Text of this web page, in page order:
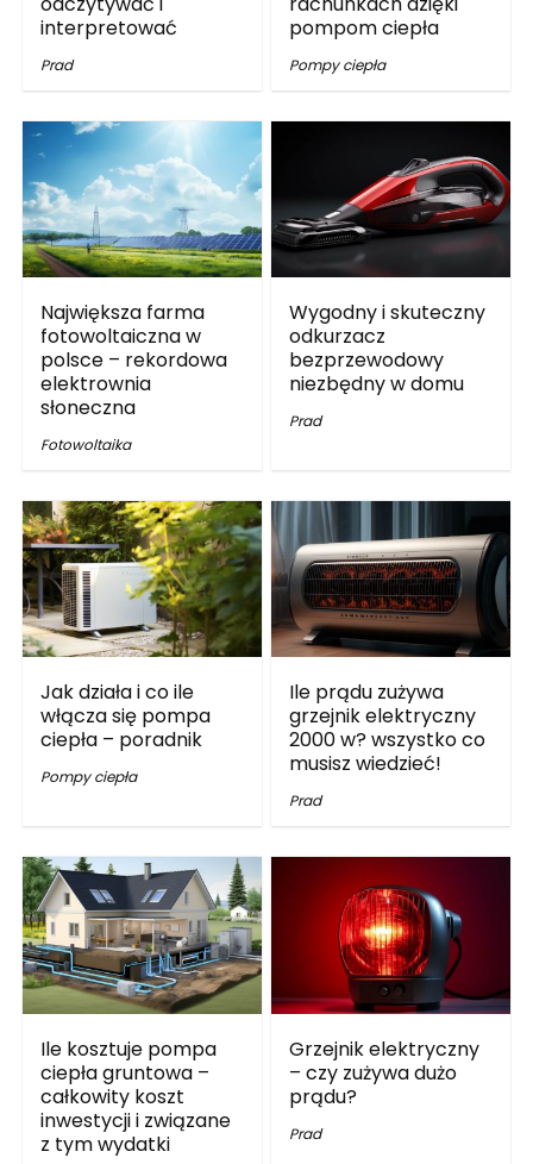
interpretować
Prad
pompom ciepła
Pompy ciepła
Największa farma
fotowoltaiczna w
polsce – rekordowa
elektrownia
słoneczna
Fotowoltaika
Wygodny i skuteczny
odkurzacz
bezprzewodowy
niezbędny w domu
Prad
Jak działa i co ile
włącza się pompa
ciepła – poradnik
Pompy ciepła
Ile prądu zużywa
grzejnik elektryczny
2000 w? wszystko co
musisz wiedzieć!
Prad
Ile kosztuje pompa
ciepła gruntowa –
całkowity koszt
inwestycji i związane
z tym wydatki
Grzejnik elektryczny
– czy zużywa dużo
prądu?
Prad